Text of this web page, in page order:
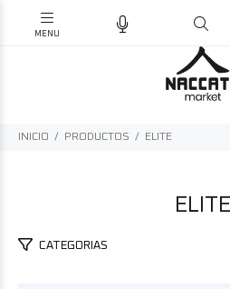
INICIO PRODUCTOS ELITE
ELITE
CATEGORIAS